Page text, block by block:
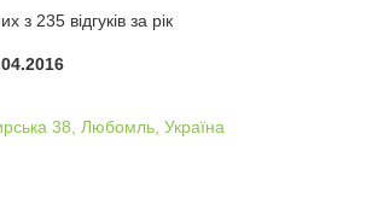
з 235 відгуків за рік
38, Любомль, Україна